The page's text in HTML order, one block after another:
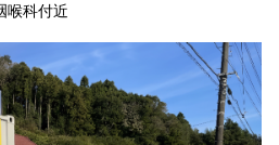
喉科付近